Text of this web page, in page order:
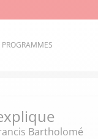
PROGRAMMES
Bartholomé